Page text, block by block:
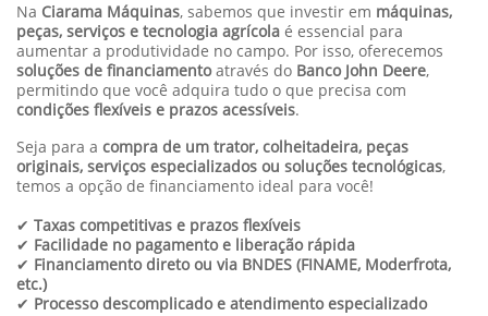
Na Ciarama Máquinas, sabemos que investir em máquinas,
peças, serviços e tecnologia agrícola é essencial para
aumentar a produtividade no campo. Por isso, oferecemos
soluções de financiamentoatravés do Banco John Deere,
permitindo que você adquira tudo o que precisa com
condições flexíveis e prazos acessíveis.
Seja para a compra de um trator, colheitadeira, peças
originais, serviços especializados ou soluções tecnológicas,
temos a opção de financiamento ideal para você!
✔ Taxas competitivas e prazos flexíveis
✔ Facilidade no pagamento e liberação rápida
✔ Financiamento direto ou via BNDES (FINAME, Moderfrota,
etc.)
✔ Processo descomplicado e atendimento especializado